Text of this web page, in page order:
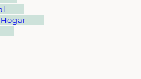
Hogar